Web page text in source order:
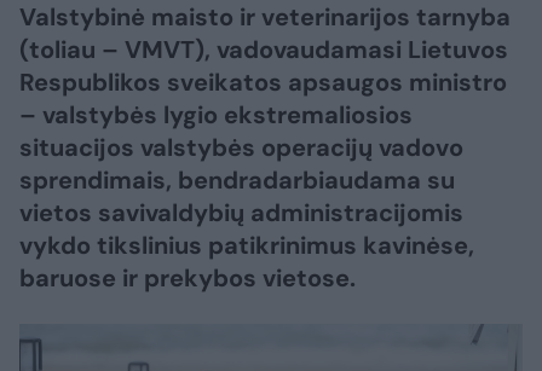
Valstybinė maisto ir veterinarijos tarnyba
(toliau – VMVT), vadovaudamasi Lietuvos
Respublikos sveikatos apsaugos ministro
– valstybės lygio ekstremaliosios
situacijos valstybės operacijų vadovo
sprendimais, bendradarbiaudama su
vietos savivaldybių administracijomis
vykdo tikslinius patikrinimus kavinėse,
baruose ir prekybos vietose.